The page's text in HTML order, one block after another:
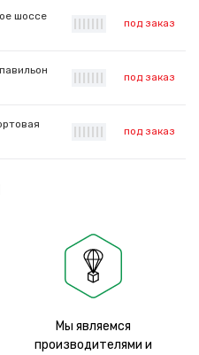
шоссе
под заказ
под заказ
под заказ
Мы являемся
производителями и